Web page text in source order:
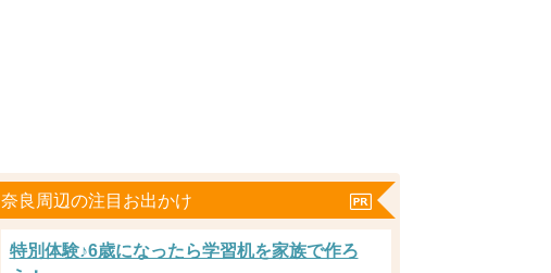
奈良周辺の注目お出かけ
特別体験♪6歳になったら学習机を家族で作ろ